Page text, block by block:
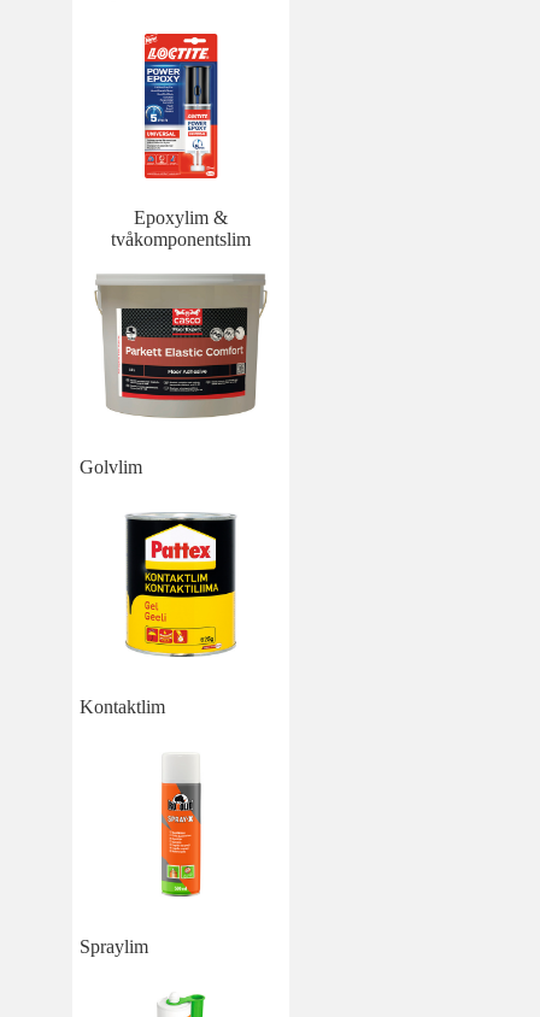
Epoxylim &
tvåkomponentslim
Golvlim
Kontaktlim
Spraylim